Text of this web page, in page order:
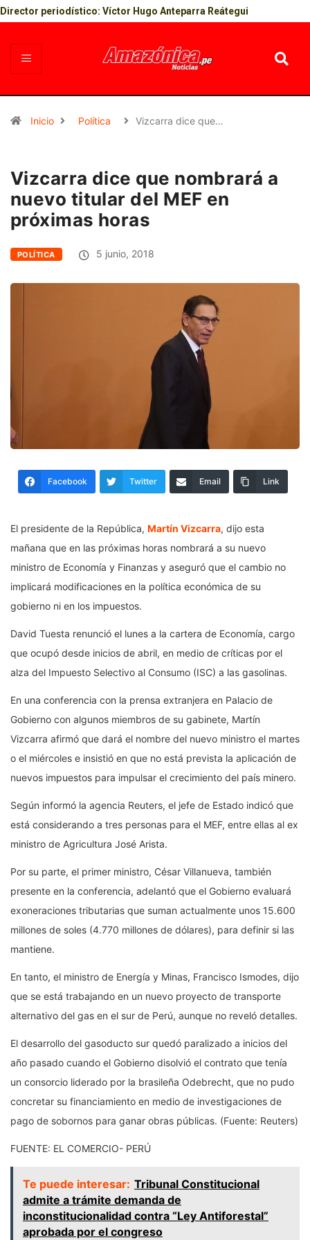
Director periodístico: Víctor Hugo Anteparra Reátegui
Inicio Política Vizcarra dice que…
Vizcarra dice que nombrará a
nuevo titular del MEF en
próximas horas
POLÍTICA 5 junio, 2018
Facebook Twitter Email Link
El presidente de la República, Martín Vizcarra, dijo esta
mañana que en las próximas horas nombrará a su nuevo
ministro de Economía y Finanzas y aseguró que el cambio no
implicará modificaciones en la política económica de su
gobierno ni en los impuestos.
David Tuesta renunció el lunes a la cartera de Economía, cargo
que ocupó desde inicios de abril, en medio de críticas por el
alza del Impuesto Selectivo al Consumo (ISC) a las gasolinas.
En una conferencia con la prensa extranjera en Palacio de
Gobierno con algunos miembros de su gabinete, Martín
Vizcarra afirmó que dará el nombre del nuevo ministro el martes
o el miércoles e insistió en que no está prevista la aplicación de
nuevos impuestos para impulsar el crecimiento del país minero.
Según informó la agencia Reuters, el jefe de Estado indicó que
está considerando a tres personas para el MEF, entre ellas al ex
ministro de Agricultura José Arista.
Por su parte, el primer ministro, César Villanueva, también
presente en la conferencia, adelantó que el Gobierno evaluará
exoneraciones tributarias que suman actualmente unos 15.600
millones de soles (4.770 millones de dólares), para definir si las
mantiene.
En tanto, el ministro de Energía y Minas, Francisco Ismodes, dijo
que se está trabajando en un nuevo proyecto de transporte
alternativo del gas en el sur de Perú, aunque no reveló detalles.
El desarrollo del gasoducto sur quedó paralizado a inicios del
año pasado cuando el Gobierno disolvió el contrato que tenía
un consorcio liderado por la brasileña Odebrecht, que no pudo
concretar su financiamiento en medio de investigaciones de
pago de sobornos para ganar obras públicas. (Fuente: Reuters)
FUENTE: EL COMERCIO- PERÚ
Te puede interesar: Tribunal Constitucional
admite a trámite demanda de
inconstitucionalidad contra “Ley Antiforestal”
aprobada por el congreso